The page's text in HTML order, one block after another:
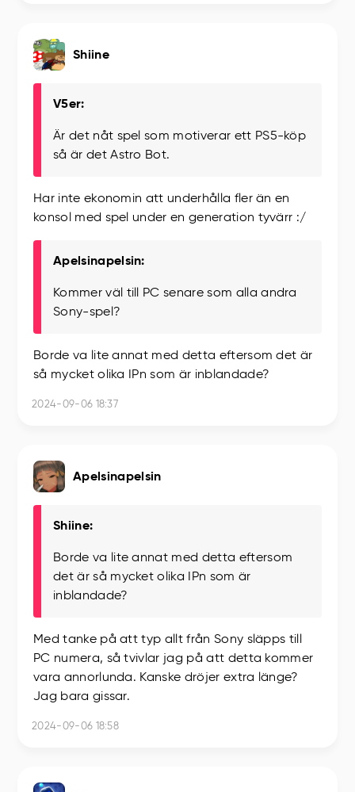
Shiine
V5er:
Är det nåt spel som motiverar ett PS5-köp
så är det Astro Bot.
Har inte ekonomin att underhålla fler än en
konsol med spel under en generation tyvärr :/
Apelsinapelsin:
Kommer väl till PC senare som alla andra
Sony-spel?
Borde va lite annat med detta eftersom det är
så mycket olika IPn som är inblandade?
2024-09-06 18:37
Apelsinapelsin
Shiine:
Borde va lite annat med detta eftersom
det är så mycket olika IPn som är
inblandade?
Med tanke på att typ allt från Sony släpps till
PC numera, så tvivlar jag på att detta kommer
vara annorlunda. Kanske dröjer extra länge?
Jag bara gissar.
2024-09-06 18:58